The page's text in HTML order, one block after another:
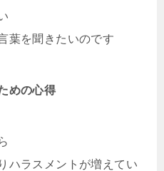
葉を聞きたいのです
めの心得
ハラスメントが増えてい